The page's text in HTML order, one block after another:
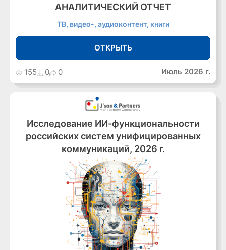
АНАЛИТИЧЕСКИЙ ОТЧЕТ
ТВ, видео-, аудиоконтент, книги
ОТКРЫТЬ
155 0 0 Июль 2026 г.
Исследование ИИ-функциональности
российских систем унифицированных
коммуникаций, 2026 г.